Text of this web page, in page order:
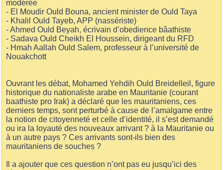
modérée
- El Moudir Ould Bouna, ancient minister de Ould Taya
- Khalil Ould Tayeb, APP (nassériste)
- Ahmed Ould Beyah, écrivain d’obedience bâathiste
- Sadava Ould Cheikh El Houssein, dirigeant du RFD
- Hmah Aallah Ould Salem, professeur à l’université de
Nouakchott
Ouvrant les débat, Mohamed Yehdih Ould Breidelleil, figure
historique du nationaliste arabe en Mauritanie (courant
baathiste pro Irak) a déclaré que les mauritaniens, ces
derniers temps, sont perturbé à cause de l’amalgame entre
la notion de citoyenneté et celle d’identité, il s’est demandé
ou ira la loyauté des nouveaux arrivant ? à la Mauritanie ou
à un autre pays ? Ces arrivants sont-ils bien des
mauritaniens de souches ?
Il a ajouter que ces question n’ont pas eu jusqu’ici des